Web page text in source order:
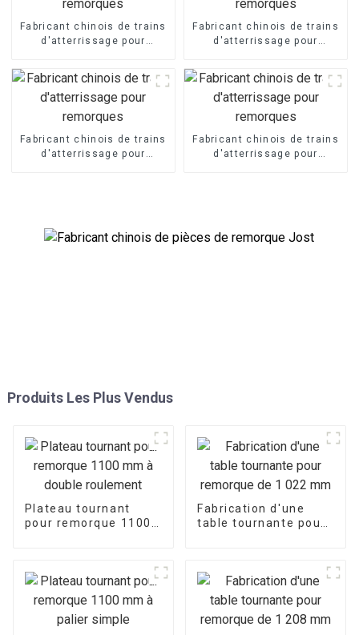
Fabricant chinois de trains
d'atterrissage pour
Fabricant chinois de trains
d'atterrissage pour
Fabricant chinois de trains
d'atterrissage pour
Fabricant chinois de trains
d'atterrissage pour
Produits Les Plus Vendus
Plateau tournant
pour remorque 1100
Fabrication d'une
table tournante pour